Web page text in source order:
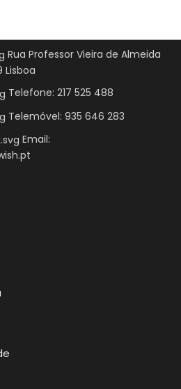
Rua Professor Vieira de Almeida
Lisboa
Telefone: 217 525 488
Telemóvel: 935 646 283
Email: